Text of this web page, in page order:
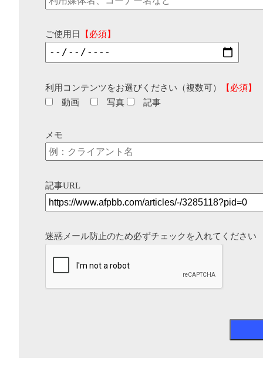
ご使用日 【必須】
利用コンテンツをお選びください（複数可）
【必須】
動画
写真 記事
メモ
記事URL
迷惑メール防止のため必ずチェックを入れてください